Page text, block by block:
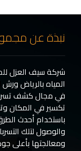
نبذة عن
شركة سيف العزل
المياه بالرياض
في مجال كشف
تكسير في المكان
باستخدام أحدث
والوصول لتلك
ومعالجتها بأعلى